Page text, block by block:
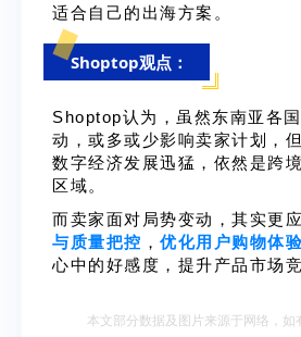
适合自己的出海方案。
Shoptop观点：
Shoptop认为，虽然东南亚各
动，或多或少影响卖家计划，
数字经济发展迅猛，依然是跨
区域。
而卖家面对局势变动，其实更
与质量把控 ， 优化用户购物体
心中的好感度，提升产品市场竞
本文部分数据及图片来源于网络，如